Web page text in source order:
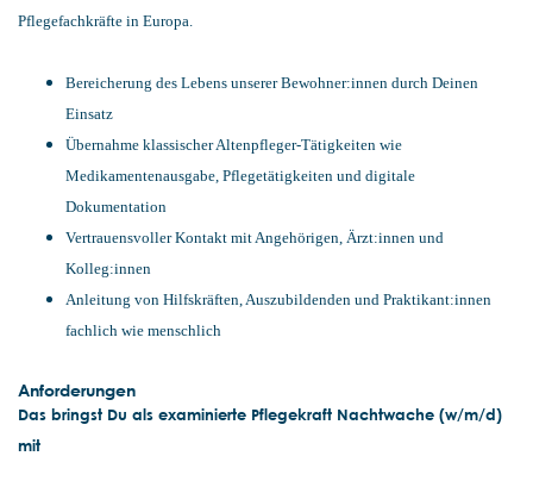
Pflegefachkräfte in Europa.
Bereicherung des Lebens unserer Bewohner:innen durch Deinen
Einsatz
Übernahme klassischer Altenpfleger-Tätigkeiten wie
Medikamentenausgabe, Pflegetätigkeiten und digitale
Dokumentation
Vertrauensvoller Kontakt mit Angehörigen, Ärzt:innen und
Kolleg:innen
Anleitung von Hilfskräften, Auszubildenden und Praktikant:innen
fachlich wie menschlich
Anforderungen
Das bringst Du als examinierte Pflegekraft Nachtwache (w/m/d)
mit